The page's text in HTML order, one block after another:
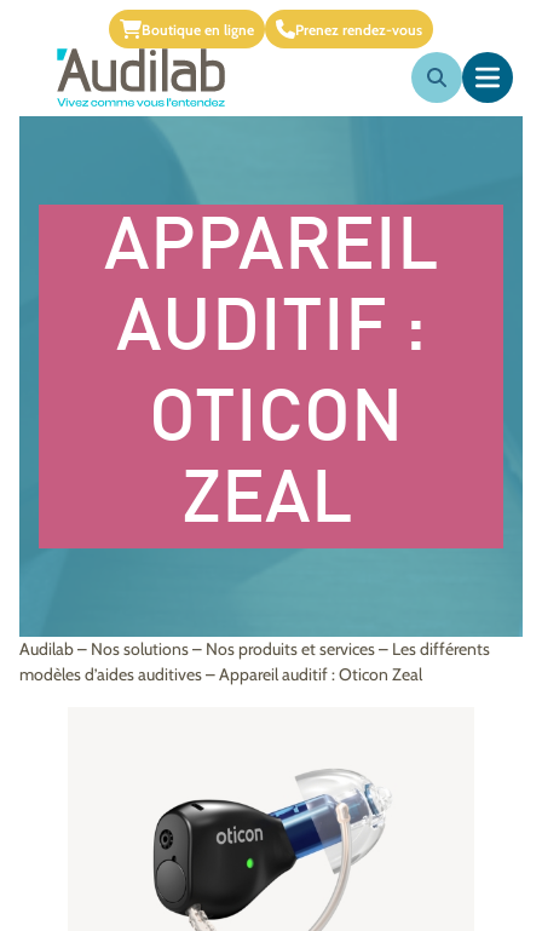
Boutique en ligne Prenez rendez-vous
APPAREIL
AUDITIF :
OTICON
ZEAL
Audilab– Nos solutions– Nos produits et services– Les différents
modèles d’aides auditives–Appareil auditif : Oticon Zeal